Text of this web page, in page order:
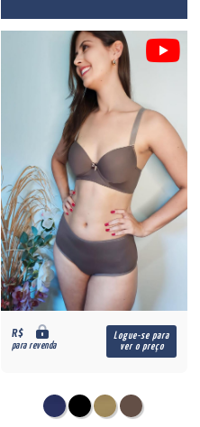
R$
para revenda
Logue-se para
ver o preço